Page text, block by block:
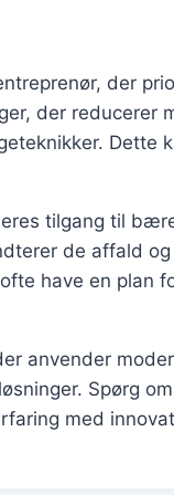
der
der reducerer
Dette
tilgang til
de affald og
have en plan
anvender
Spørg
med